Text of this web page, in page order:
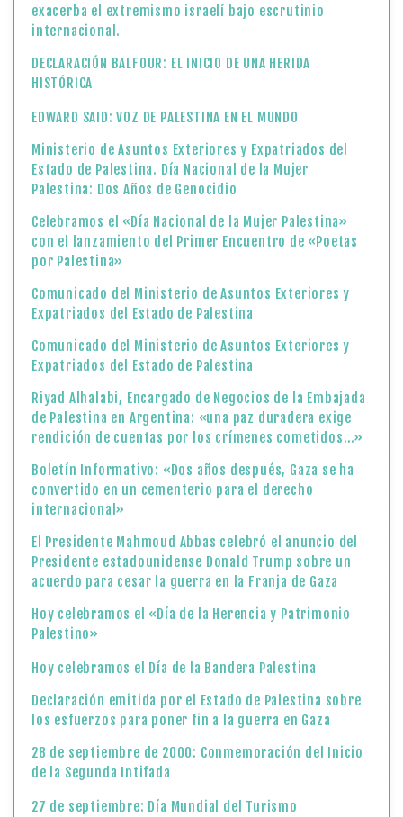
exacerba el extremismo israelí bajo escrutinio
internacional.
DECLARACIÓN BALFOUR: EL INICIO DE UNA HERIDA
HISTÓRICA
EDWARD SAID: VOZ DE PALESTINA EN EL MUNDO
Ministerio de Asuntos Exteriores y Expatriados del
Estado de Palestina. Día Nacional de la Mujer
Palestina: Dos Años de Genocidio
Celebramos el «Día Nacional de la Mujer Palestina»
con el lanzamiento del Primer Encuentro de «Poetas
por Palestina»
Comunicado del Ministerio de Asuntos Exteriores y
Expatriados del Estado de Palestina
Comunicado del Ministerio de Asuntos Exteriores y
Expatriados del Estado de Palestina
Riyad Alhalabi, Encargado de Negocios de la Embajada
de Palestina en Argentina: «una paz duradera exige
rendición de cuentas por los crímenes cometidos…»
Boletín Informativo: «Dos años después, Gaza se ha
convertido en un cementerio para el derecho
internacional»
El Presidente Mahmoud Abbas celebró el anuncio del
Presidente estadounidense Donald Trump sobre un
acuerdo para cesar la guerra en la Franja de Gaza
Hoy celebramos el «Día de la Herencia y Patrimonio
Palestino»
Hoy celebramos el Día de la Bandera Palestina
Declaración emitida por el Estado de Palestina sobre
los esfuerzos para poner fin a la guerra en Gaza
28 de septiembre de 2000: Conmemoración del Inicio
de la Segunda Intifada
27 de septiembre: Día Mundial del Turismo